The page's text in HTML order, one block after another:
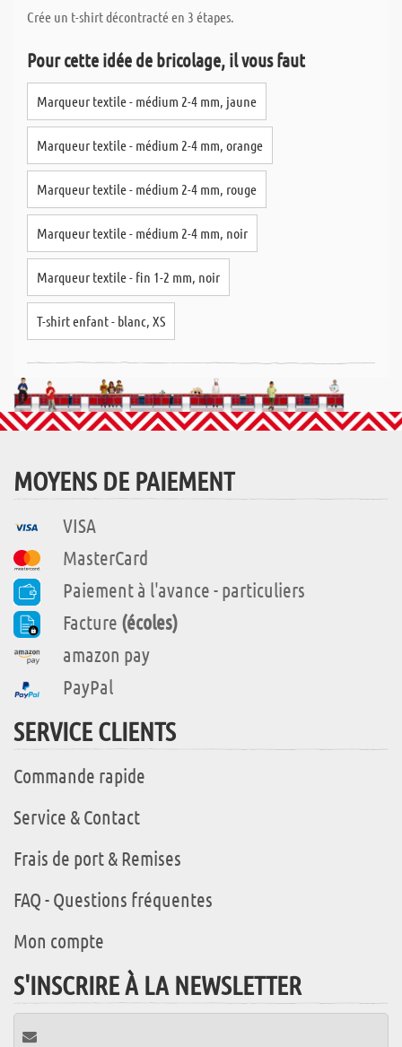
Crée un t-shirt décontracté en 3 étapes.
Pour cette idée de bricolage, il vous faut
Marqueur textile - médium 2-4 mm, jaune
Marqueur textile - médium 2-4 mm, orange
Marqueur textile - médium 2-4 mm, rouge
Marqueur textile - médium 2-4 mm, noir
Marqueur textile - fin 1-2 mm, noir
T-shirt enfant - blanc, XS
MOYENS DE PAIEMENT
VISA
MasterCard
Paiement à l'avance - particuliers
Facture (écoles)
amazon pay
PayPal
SERVICE CLIENTS
Commande rapide
Service & Contact
Frais de port & Remises
FAQ - Questions fréquentes
Mon compte
S'INSCRIRE À LA NEWSLETTER